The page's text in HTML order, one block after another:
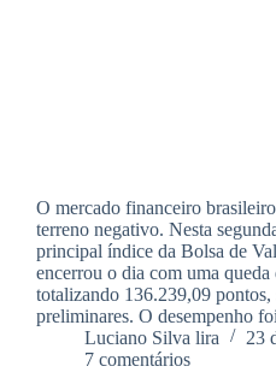
O mercado financeiro
terreno negativo. Nesta
principal índice da Bolsa de
encerrou o dia com uma queda
totalizando 136.239,09 pontos,
preliminares. O desempenho
Luciano Silva lira
23
7 comentários